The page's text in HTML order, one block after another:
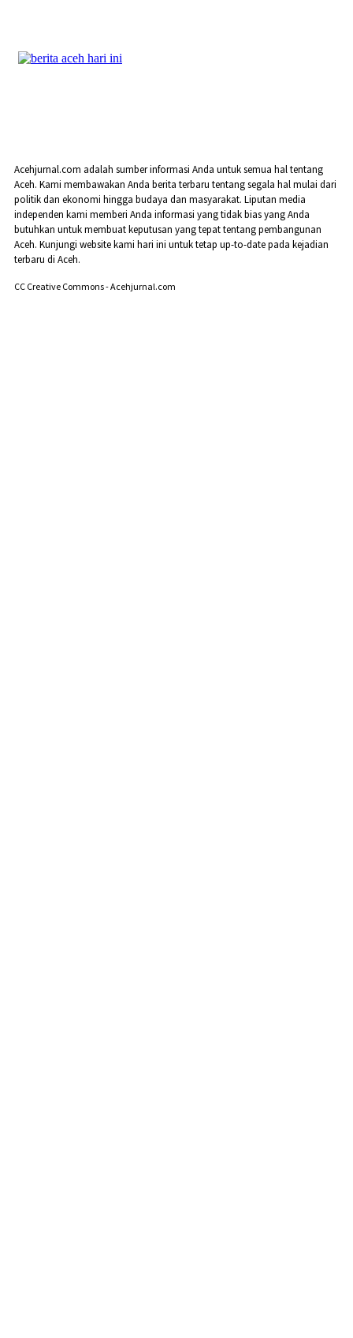
Acehjurnal.com adalah sumber informasi Anda untuk semua hal tentang
Aceh. Kami membawakan Anda berita terbaru tentang segala hal mulai dari
politik dan ekonomi hingga budaya dan masyarakat. Liputan media
independen kami memberi Anda informasi yang tidak bias yang Anda
butuhkan untuk membuat keputusan yang tepat tentang pembangunan
Aceh. Kunjungi website kami hari ini untuk tetap up-to-date pada kejadian
terbaru di Aceh.
CC Creative Commons - Acehjurnal.com